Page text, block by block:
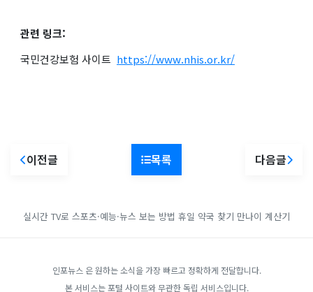
관련 링크:
국민건강보험 사이트 https://www.nhis.or.kr/
이전글 목록 다음글
실시간 TV로 스포츠·예능·뉴스 보는 방법 휴일 약국 찾기 만나이 계산기
인포뉴스 은 원하는 소식을 가장 빠르고 정확하게 전달합니다.
본 서비스는 포털 사이트와 무관한 독립 서비스입니다.